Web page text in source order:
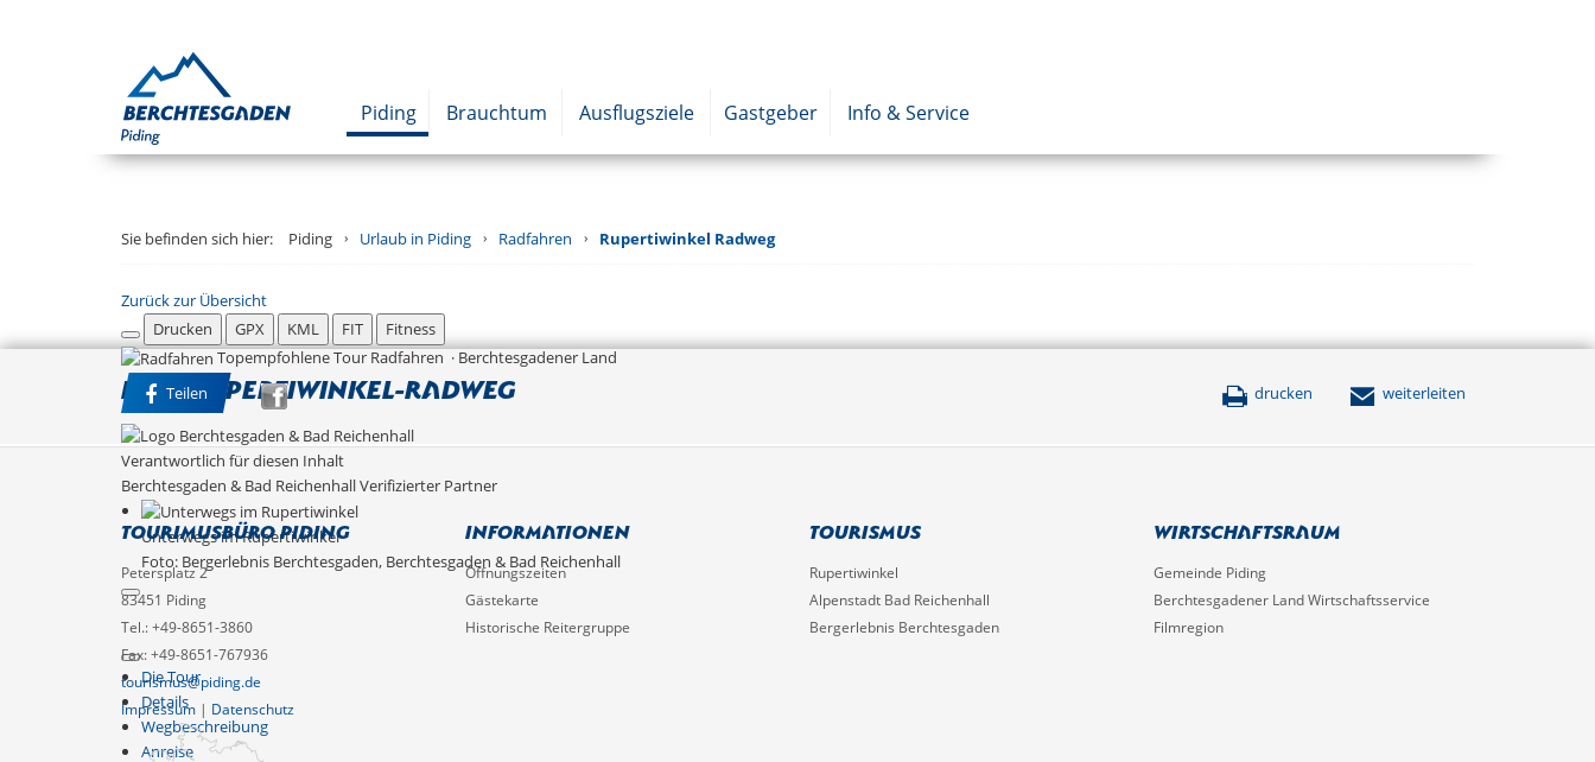
Piding Brauchtum Ausflugsziele Gastgeber Info & Service
Sie befinden sich hier: Piding Urlaub in Piding Radfahren Rupertiwinkel Radweg
Zurück zur Übersicht
Drucken
GPX KML FIT
Fitness
Topempfohlene Tour Radfahren · Berchtesgadener Land
Rad: Rupertiwinkel-Radweg
Verantwortlich für diesen Inhalt
Berchtesgaden & Bad ReichenhallVerifizierter Partner
Unterwegs im Rupertiwinkel
Foto: Bergerlebnis Berchtesgaden, Berchtesgaden & Bad Reichenhall
Die Tour
Details
Wegbeschreibung
Anreise
Teilen drucken weiterleiten
Tourimusbüro Piding
Petersplatz 2
83451 Piding
Tel.: +49-8651-3860
Fax: +49-8651-767936
tourismus@piding.de
Impressum | Datenschutz
Informationen
Öffnungszeiten
Gästekarte
Historische Reitergruppe
Tourismus
Rupertiwinkel
Alpenstadt Bad Reichenhall
Bergerlebnis Berchtesgaden
Wirtschaftsraum
Gemeinde Piding
Berchtesgadener Land Wirtschaftsservice
Filmregion